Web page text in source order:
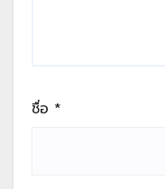
ชื่อ *